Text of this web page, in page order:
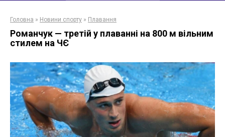
Головна » Новини спорту » Плавання
Романчук — третій у плаванні на 800 м вільним
стилем на ЧЄ